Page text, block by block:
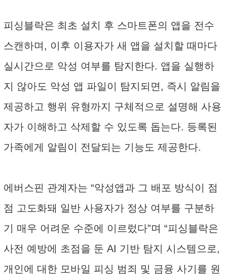
피싱블락은 최초 설치 후 스마트폰의 앱을 전수
스캔하며, 이후 이용자가 새 앱을 설치할 때마다
실시간으로 악성 여부를 탐지한다. 앱을 실행하
지 않아도 악성 앱 파일이 탐지되면, 즉시 알림을
제공하고 행위 유형까지 구체적으로 설명해 사용
자가 이해하고 삭제할 수 있도록 돕는다. 등록된
가족에게 알림이 전달되는 기능도 제공한다.
에버스핀 관계자는 “악성앱과 그 배포 방식이 점
점 고도화돼 일반 사용자가 정상 여부를 구분하
기 매우 어려운 수준에 이르렀다”며 “피싱블락은
사전 예방에 초점을 둔 AI 기반 탐지 시스템으로,
개인에 대한 모바일 피싱 범죄 및 금융 사기를 원